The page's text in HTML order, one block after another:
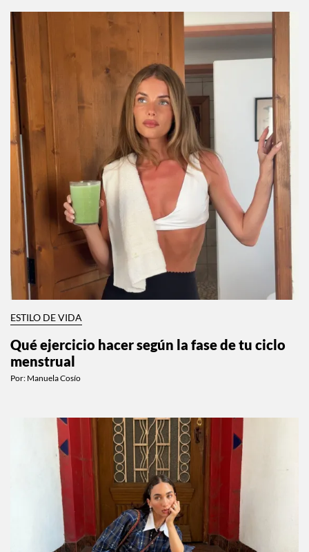
ESTILO DE VIDA
Qué ejercicio hacer según la fase de tu ciclo
menstrual
Por: Manuela Cosío